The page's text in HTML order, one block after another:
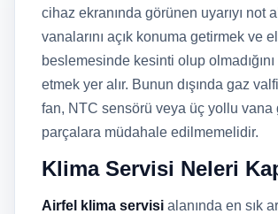
cihaz ekranında görünen uyarıyı not
vanalarını açık konuma getirmek ve
beslemesinde kesinti olup olmadığını
etmek yer alır. Bunun dışında gaz
fan, NTC sensörü veya üç yollu vana
parçalara müdahale edilmemelidir.
Klima Servisi Neleri
Airfel klima servisi alanında en sık